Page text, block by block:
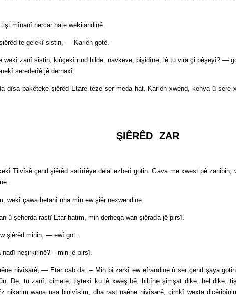
mînanî hercar hate wekilandinê.
te gelekî sistin, — Karlên gotê.
zanî sistin, klûçekî rind hilde, navkeve, bişidîne, lê tu vira çi pêşeyî? —
serederîê jê dernaxî.
pakêteke şiêrêd Etare teze ser meda hat. Karlên xwend, kenya û sere
ŞIÊRÊD ZAR
çend şiêrêd satîrîêye delal ezberî gotin. Gava me xwest pê zanibin,
çawa hetanî nha min ew şiêr nexwendine.
şeherda rastî Etar hatim, min derheqa wan şiêrada jê pirsî.
minin, — ewî got.
neşirkirinê? – min jê pirsî.
— Etar cab da. – Min bi zarkî ew efrandine û ser çend şaya
De, tu zanî, cimete, tiştekî ku lê xweş bê, hiltîne şimşat dike, hel dike,
nikarim wana usa binivîsim, dha rast naêne nivîsarê, çimkî wexta